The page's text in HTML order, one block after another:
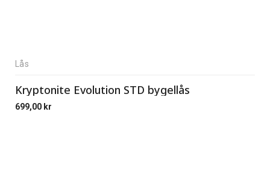
Lås
Kryptonite Evolution STD bygellås
699,00 kr